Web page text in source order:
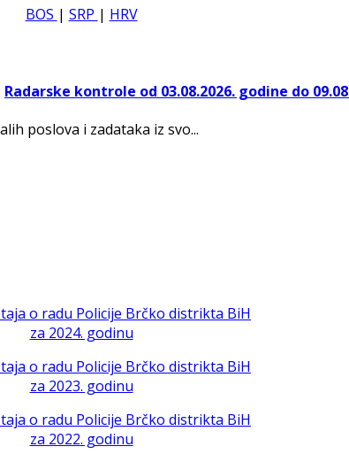
BOS | SRP | HRV
Radarske kontrole od 03.08.2026. godine do
poslova i zadataka iz svo...
o radu Policije Brčko distrikta BiH
za 2024. godinu
o radu Policije Brčko distrikta BiH
za 2023. godinu
o radu Policije Brčko distrikta BiH
za 2022. godinu